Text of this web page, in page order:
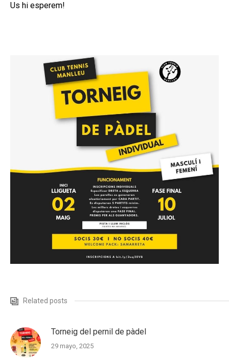
Us hi esperem!
Related posts
Torneig del pernil de pàdel
29 mayo, 2025